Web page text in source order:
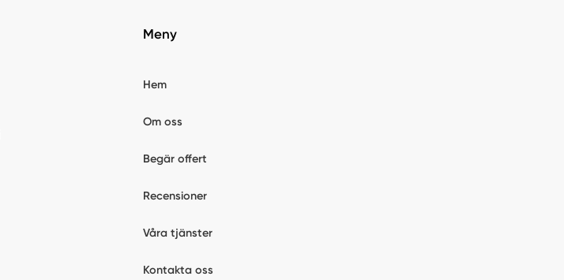
Meny
Hem
Om oss
Begär offert
Recensioner
Våra tjänster
Kontakta oss